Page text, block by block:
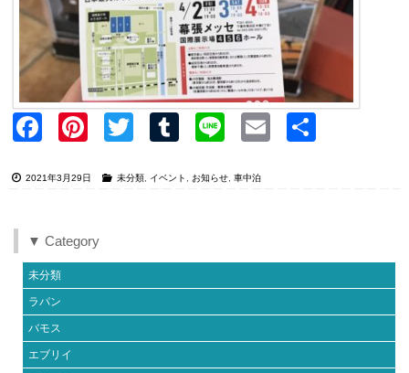
Faceb Pinter Twitter Tumblr Line Email
2021年3月29日 未分類, イベント ,お知らせ,車中泊
▼ Category
未分類
ラパン
バモス
エブリイ